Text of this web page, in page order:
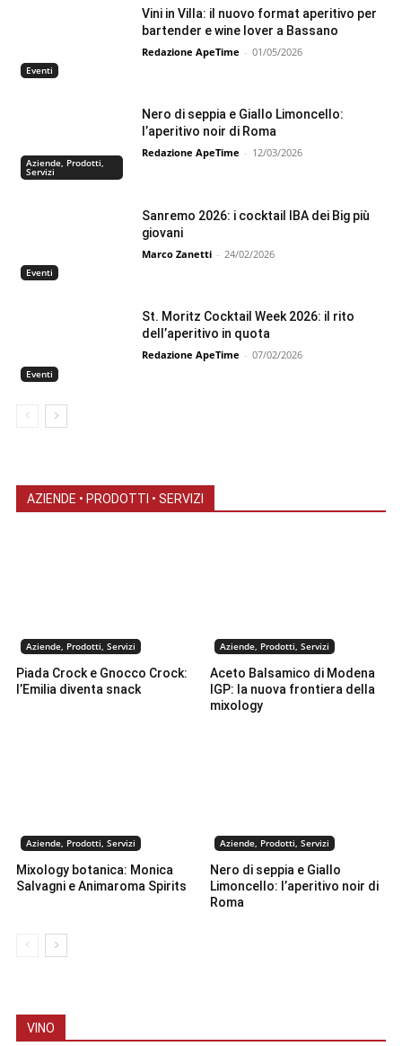
Eventi
Vini in Villa: il nuovo format aperitivo per
bartender e wine lover a Bassano
Redazione ApeTime - 01/05/2026
Aziende, Prodotti,
Servizi
Nero di seppia e Giallo Limoncello:
l’aperitivo noir di Roma
Redazione ApeTime - 12/03/2026
Eventi
Sanremo 2026: i cocktail IBA dei Big più
giovani
Marco Zanetti - 24/02/2026
Eventi
St. Moritz Cocktail Week 2026: il rito
dell’aperitivo in quota
Redazione ApeTime - 07/02/2026
AZIENDE • PRODOTTI • SERVIZI
Aziende, Prodotti, Servizi
Piada Crock e Gnocco Crock:
l’Emilia diventa snack
Aziende, Prodotti, Servizi
Aceto Balsamico di Modena
IGP: la nuova frontiera della
mixology
Aziende, Prodotti, Servizi
Mixology botanica: Monica
Salvagni e Animaroma Spirits
Aziende, Prodotti, Servizi
Nero di seppia e Giallo
Limoncello: l’aperitivo noir di
Roma
VINO